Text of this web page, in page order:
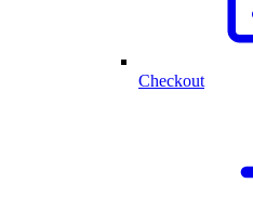
Checkout